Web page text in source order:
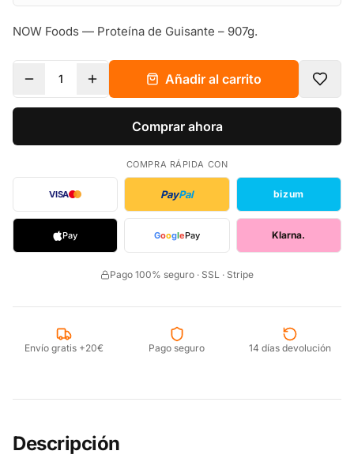
NOW Foods — Proteína de Guisante – 907g.
1 Añadir al carrito
Comprar ahora
COMPRA RÁPIDA CON
VISA PayPal bizum
Pay GooglePay Klarna.
Pago 100% seguro · SSL · Stripe
Envío gratis +20€ Pago seguro 14 días devolución
Descripción